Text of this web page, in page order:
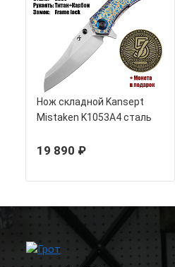
Нож складной Kansept
Mistaken K1053A4 сталь
Titanium + Twill Carbon
19 890 ₽